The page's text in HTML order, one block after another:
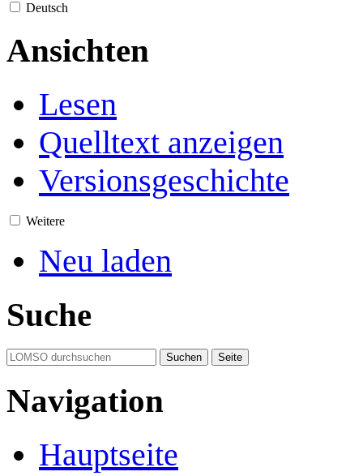
Deutsch
Ansichten
Lesen
Quelltext anzeigen
Versionsgeschichte
Weitere
Neu laden
Suche
Navigation
Hauptseite